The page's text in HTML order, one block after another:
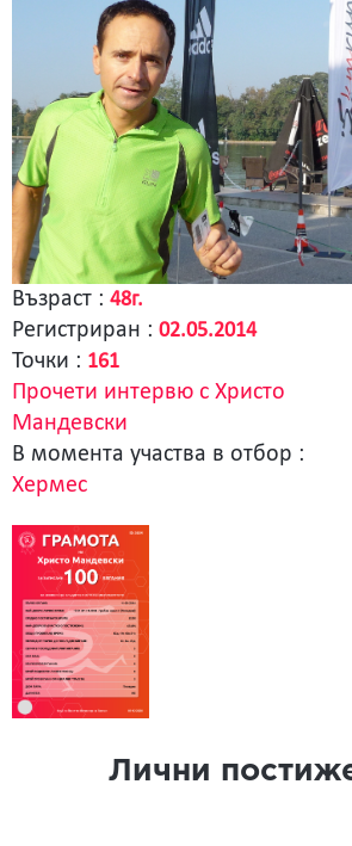
Възраст : 48г.
Регистриран : 02.05.2014
Точки : 161
Прочети интервю с Христо
Мандевски
В момента участва в отбор :
Хермес
Лични